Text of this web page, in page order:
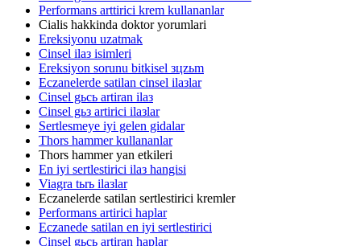
Performans arttirici krem kullananlar
Cialis hakkinda doktor yorumlari
Ereksiyonu uzatmak
Cinsel ilaз isimleri
Ereksiyon sorunu bitkisel зцzьm
Eczanelerde satilan cinsel ilaзlar
Cinsel gьcь artiran ilaз
Cinsel gьз artirici ilaзlar
Sertlesmeye iyi gelen gidalar
Thors hammer kullananlar
Thors hammer yan etkileri
En iyi sertlestirici ilaз hangisi
Viagra tьrь ilaзlar
Eczanelerde satilan sertlestirici kremler
Performans artirici haplar
Eczanede satilan en iyi sertlestirici
Cinsel gьcь artiran haplar